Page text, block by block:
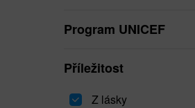
Program UNICEF
Příležitost
Z lásky